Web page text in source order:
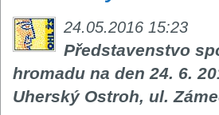
24.05.2016 15:23
Představenstvo
hromadu na den 24. 6.
Uherský Ostroh, ul.